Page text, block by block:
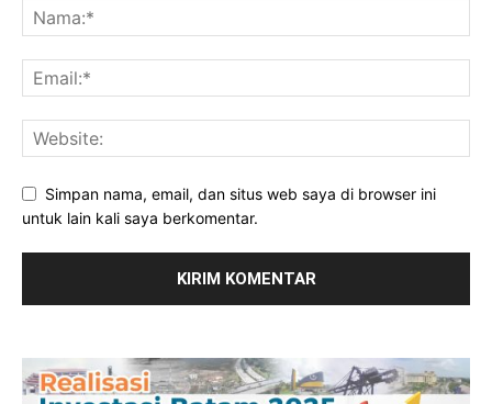
Simpan nama, email, dan situs web saya di browser ini
untuk lain kali saya berkomentar.